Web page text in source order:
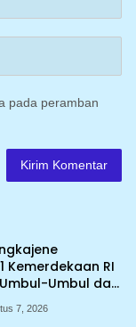
pada peramban
Kemerdekaan RI
Umbul dan
7, 2026